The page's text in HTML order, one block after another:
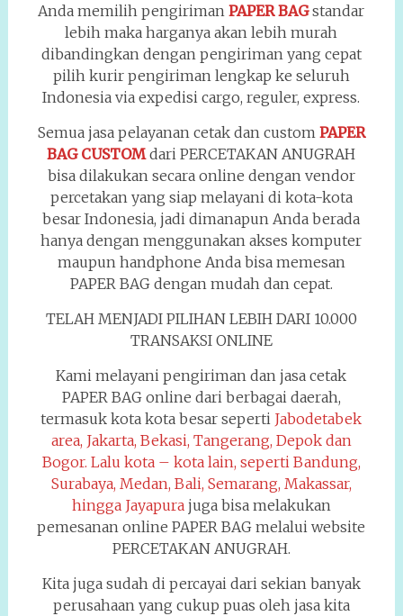
Anda memilih pengirimanPAPER BAGstandar
lebih maka harganya akan lebih murah
dibandingkan dengan pengiriman yang cepat
pilih kurir pengiriman lengkap ke seluruh
Indonesia via expedisi cargo, reguler, express.
Semua jasa pelayanan cetak dan custom PAPER
BAG CUSTOMdari PERCETAKAN ANUGRAH
bisa dilakukan secara online dengan vendor
percetakan yang siap melayani di kota-kota
besar Indonesia, jadi dimanapun Anda berada
hanya dengan menggunakan akses komputer
maupun handphone Anda bisa memesan
PAPER BAG dengan mudah dan cepat.
TELAH MENJADI PILIHAN LEBIH DARI 10.000
TRANSAKSI ONLINE
Kami melayani pengiriman dan jasa cetak
PAPER BAG online dari berbagai daerah,
termasuk kota kota besar seperti Jabodetabek
area, Jakarta, Bekasi, Tangerang, Depok dan
Bogor. Lalu kota – kota lain, seperti Bandung,
Surabaya, Medan, Bali, Semarang, Makassar,
hingga Jayapurajuga bisa melakukan
pemesanan online PAPER BAG melalui website
PERCETAKAN ANUGRAH.
Kita juga sudah di percayai dari sekian banyak
perusahaan yang cukup puas oleh jasa kita